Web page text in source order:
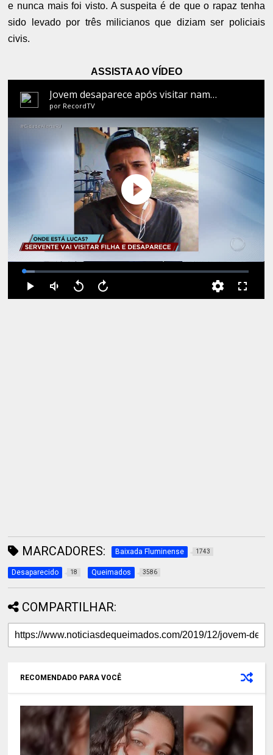
e nunca mais foi visto. A suspeita é de que o rapaz tenha
sido levado por três milicianos que diziam ser policiais
civis.
ASSISTA AO VÍDEO
MARCADORES: Baixada Fluminense 1743
Desaparecido 18 Queimados 3586
COMPARTILHAR:
RECOMENDADO PARA VOCÊ